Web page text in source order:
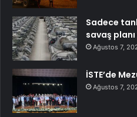
Sadece
savaş
Ağustos 7,
İSTE’de
Ağustos 7,